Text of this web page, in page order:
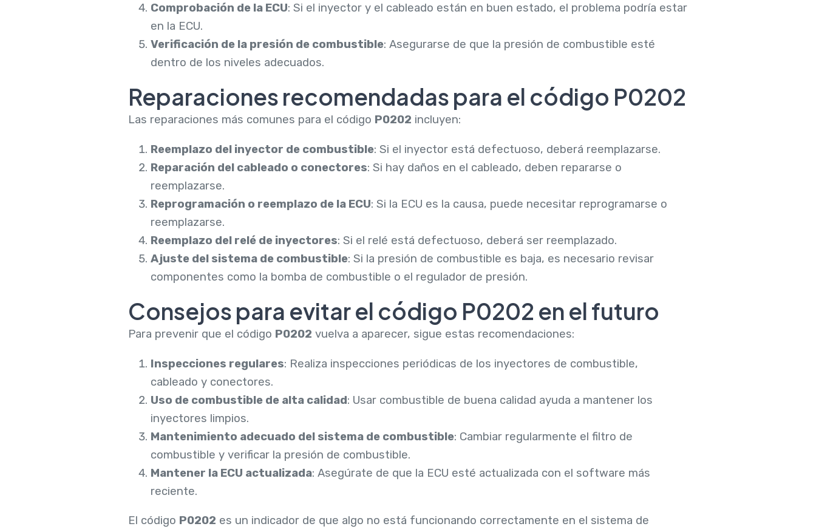
Comprobación de la ECU: Si el inyector y el cableado están en buen estado, el problema podría estar
en la ECU.
Verificación de la presión de combustible: Asegurarse de que la presión de combustible esté
dentro de los niveles adecuados.
Reparaciones recomendadas para el código P0202
Las reparaciones más comunes para el código P0202 incluyen:
Reemplazo del inyector de combustible: Si el inyector está defectuoso, deberá reemplazarse.
Reparación del cableado o conectores: Si hay daños en el cableado, deben repararse o
reemplazarse.
Reprogramación o reemplazo de la ECU: Si la ECU es la causa, puede necesitar reprogramarse o
reemplazarse.
Reemplazo del relé de inyectores: Si el relé está defectuoso, deberá ser reemplazado.
Ajuste del sistema de combustible: Si la presión de combustible es baja, es necesario revisar
componentes como la bomba de combustible o el regulador de presión.
Consejos para evitar el código P0202 en el futuro
Para prevenir que el código P0202 vuelva a aparecer, sigue estas recomendaciones:
Inspecciones regulares: Realiza inspecciones periódicas de los inyectores de combustible,
cableado y conectores.
Uso de combustible de alta calidad: Usar combustible de buena calidad ayuda a mantener los
inyectores limpios.
Mantenimiento adecuado del sistema de combustible: Cambiar regularmente el filtro de
combustible y verificar la presión de combustible.
Mantener la ECU actualizada: Asegúrate de que la ECU esté actualizada con el software más
reciente.
El código P0202 es un indicador de que algo no está funcionando correctamente en el sistema de